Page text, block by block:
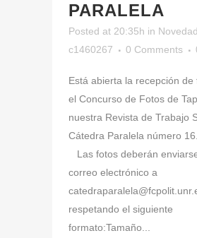
PARALELA
Posted at 20:35h in
c1460267
0 Comments
Está abierta la recepción de
el Concurso de Fotos de
nuestra Revista de Trabajo
Cátedra Paralela
Las fotos deberán
correo electrónico a
respetando el siguiente
formato:Tamaño...